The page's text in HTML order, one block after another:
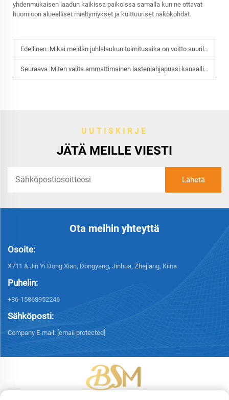
yhdenmukaisen laadun kaikissa paikoissa samalla kun ne ottavat
huomioon alueelliset mieltymykset ja kulttuuriset näkökohdat.
Edellinen :Miksi meidän juhlalaukun toimitusaika on voitto suurille tuojille?
Seuraava :Miten valita ammattimainen lastenlahjapussi kansallisille tarjouspyyntöihin?
UUTISKIRJE
JÄTÄ MEILLE VIESTI
Ota meihin yhteyttä
Osoite:
X711 & Jin Yi Dong Xian, Dongyang, Jinhua, Zhejiang, Kiina
Puhelin:
+86-15868952246
Sähköposti:
Company E-mail: [email protected]